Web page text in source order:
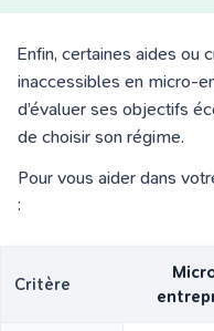
Enfin, certaines aides ou
inaccessibles en micro-
d’évaluer ses objectifs
de choisir son régime.
Pour vous aider dans
:
Critère